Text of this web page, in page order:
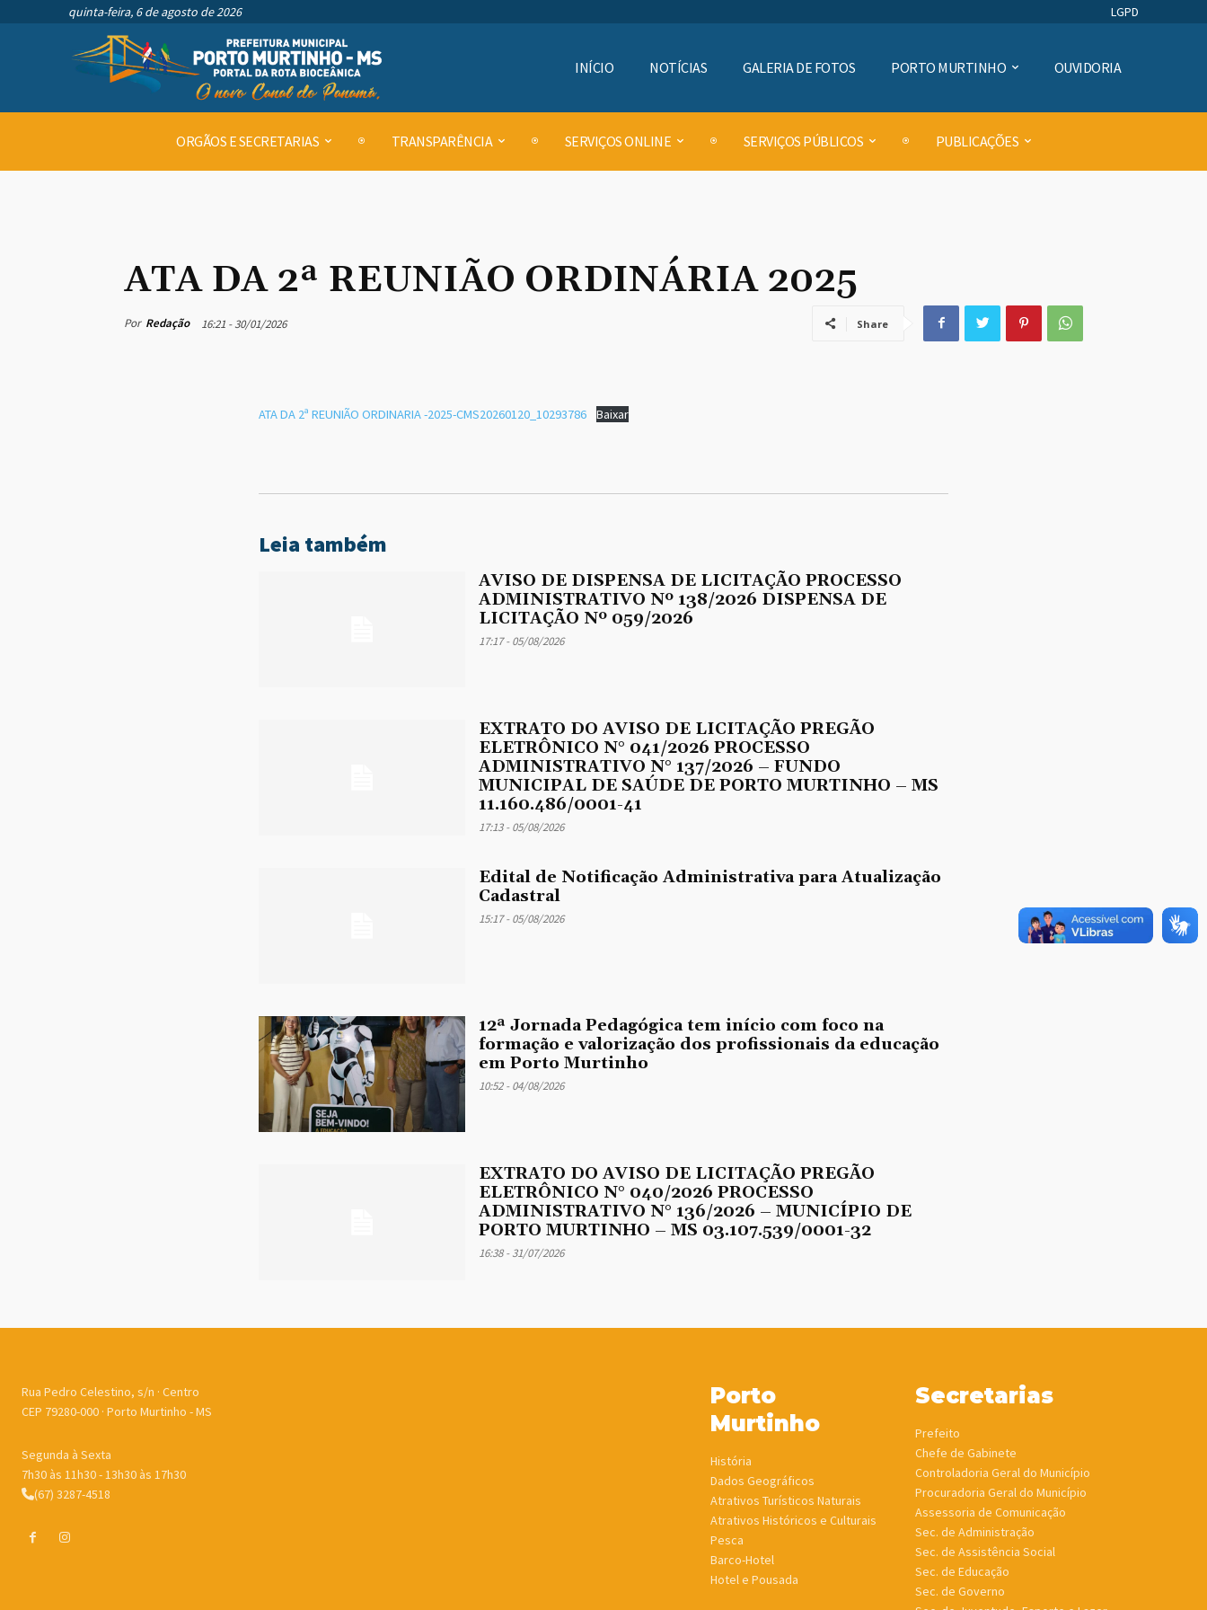
quinta-feira, 6 de agosto de 2026 LGPD
INÍCIO NOTÍCIAS GALERIA DE FOTOS PORTO MURTINHO OUVIDORIA
ORGÃOS E SECRETARIAS TRANSPARÊNCIA SERVIÇOS ONLINE SERVIÇOS PÚBLICOS PUBLICAÇÕES
ATA DA 2ª REUNIÃO ORDINÁRIA 2025
Por Redação 16:21 - 30/01/2026 Share
ATA DA 2ª REUNIÃO ORDINARIA -2025-CMS20260120_10293786 Baixar
Leia também
AVISO DE DISPENSA DE LICITAÇÃO PROCESSO
ADMINISTRATIVO Nº 138/2026 DISPENSA DE
LICITAÇÃO Nº 059/2026
17:17 - 05/08/2026
EXTRATO DO AVISO DE LICITAÇÃO PREGÃO
ELETRÔNICO N° 041/2026 PROCESSO
ADMINISTRATIVO N° 137/2026 – FUNDO
MUNICIPAL DE SAÚDE DE PORTO MURTINHO – MS
11.160.486/0001-41
17:13 - 05/08/2026
Edital de Notificação Administrativa para Atualização
Cadastral
15:17 - 05/08/2026
12ª Jornada Pedagógica tem início com foco na
formação e valorização dos profissionais da educação
em Porto Murtinho
10:52 - 04/08/2026
EXTRATO DO AVISO DE LICITAÇÃO PREGÃO
ELETRÔNICO N° 040/2026 PROCESSO
ADMINISTRATIVO N° 136/2026 – MUNICÍPIO DE
PORTO MURTINHO – MS 03.107.539/0001-32
16:38 - 31/07/2026
Rua Pedro Celestino, s/n · Centro
CEP 79280-000 · Porto Murtinho - MS
Segunda à Sexta
7h30 às 11h30 - 13h30 às 17h30
(67) 3287-4518
Porto
Murtinho
História
Dados Geográficos
Atrativos Turísticos Naturais
Atrativos Históricos e Culturais
Pesca
Barco-Hotel
Hotel e Pousada
Secretarias
Prefeito
Chefe de Gabinete
Controladoria Geral do Município
Procuradoria Geral do Município
Assessoria de Comunicação
Sec. de Administração
Sec. de Assistência Social
Sec. de Educação
Sec. de Governo